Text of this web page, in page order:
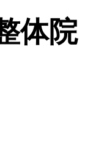
体